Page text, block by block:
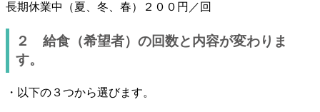
長期休業中（夏、冬、春）２００円／回
２ 給食（希望者）の回数と内容が変わりま
す。
・以下の３つから選びます。